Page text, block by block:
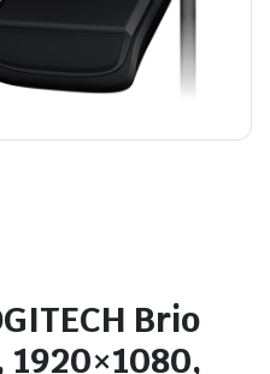
Brio
1920×1080,